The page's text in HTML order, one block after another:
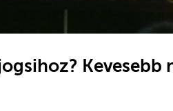
Kevesebb